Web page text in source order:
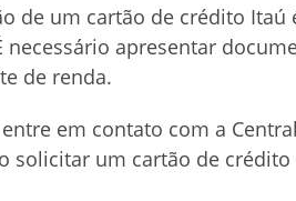
de um cartão de crédito
necessário apresentar
de renda.
em contato com a
solicitar um cartão de